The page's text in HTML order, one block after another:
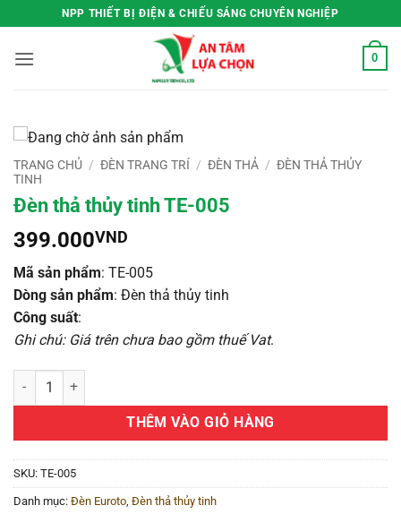
qua
nội
NPP THIẾT BỊ ĐIỆN & CHIẾU SÁNG CHUYÊN NGHIỆP
0
TRANG CHỦ / ĐÈN TRANG TRÍ / ĐÈN THẢ / ĐÈN THẢ THỦY
TINH
Đèn thả thủy tinh TE-005
399.000VND
Mã sản phẩm: TE-005
Dòng sản phẩm: Đèn thả thủy tinh
Công suất:
Ghi chú: Giá trên chưa bao gồm thuế Vat.
Đèn thả thủy tinh TE-005 số lượng
THÊM VÀO GIỎ HÀNG
SKU: TE-005
Danh mục: Đèn Euroto Đèn thả thủy tinh